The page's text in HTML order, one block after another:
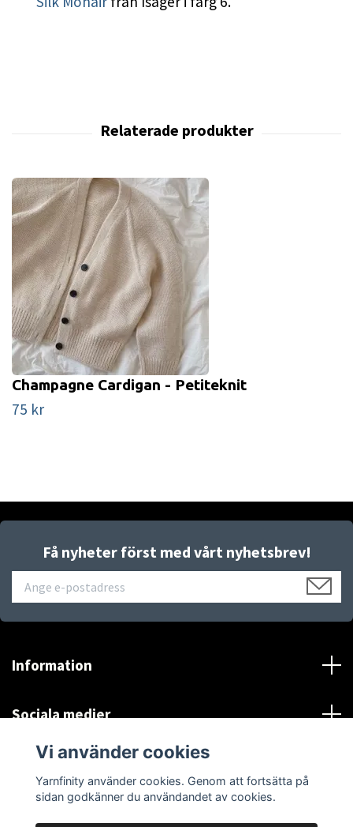
Champagne Cardigan - Petiteknit
75 kr
Få nyheter först med vårt nyhetsbrev!
Information
Sociala medier
*Se Information och villkor
Vi använder cookies
Yarnfinity använder cookies. Genom att fortsätta på
sidan godkänner du användandet av cookies.